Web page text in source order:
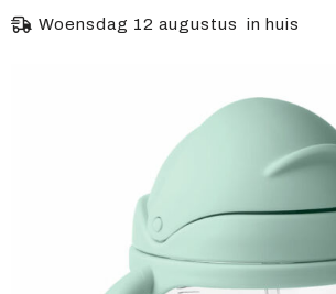
Kantoor & schrijven
Vrije tijd & outdoor
Zoete cadeaus
Groen geschenk
Woensdag 12 augustus in huis